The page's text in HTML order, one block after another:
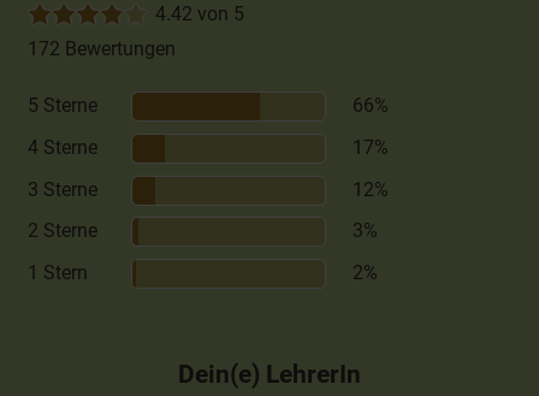
4.42 von 5
172 Bewertungen
5 Sterne
66%
4 Sterne
17%
3 Sterne
12%
2 Sterne
3%
1 Stern
2%
Dein(e) LehrerIn